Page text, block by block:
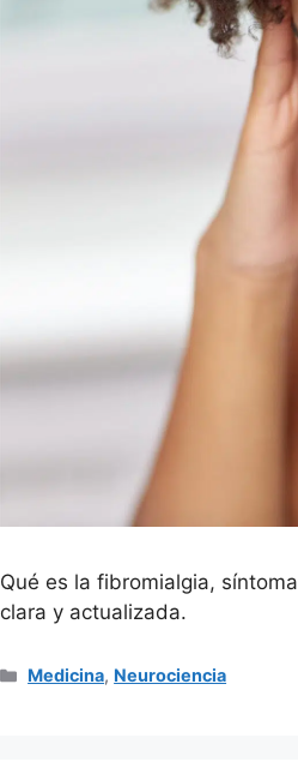
Qué es la fibromialgia,
clara y actualizada.
Categorías
Medicina, Neurociencia